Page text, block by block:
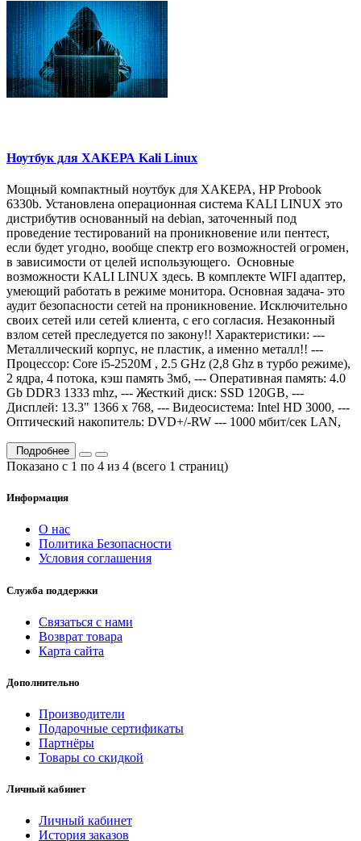
Ноутбук для ХАКЕРА Kali Linux
Мощный компактный ноутбук для ХАКЕРА, HP Probook
6330b. Установлена операционная система KALI LINUX это
дистрибутив основанный на debian, заточенный под
проведение тестирований на проникновение или пентест,
если будет угодно, вообще спектр его возможностей огромен,
в зависимости от целей использующего. Основные
возможности KALI LINUX здесь. В комплекте WIFI адаптер,
умеющий работать в режиме монитора. Основная задача- это
аудит безопасности сетей на проникновение. Исключительно
своих сетей или сетей клиента, с его согласия. Незаконный
взлом сетей преследуется по закону!! Характеристики: ---
Металлический корпус, не пластик, а именно металл!! ---
Процессор: Core i5-2520M , 2.5 GHz (2,8 Ghz в турбо режиме),
2 ядра, 4 потока, кэш память 3мб, --- Оперативная память: 4.0
Gb DDR3 1333 mhz, --- Жесткий диск: SSD 120GB, ---
Дисплей: 13.3" 1366 x 768, --- Видеосистема: Intel HD 3000, ---
Оптический накопитель: DVD+/-RW --- 1000 мбит/сек LAN,
Подробнее
Показано с 1 по 4 из 4 (всего 1 страниц)
Информация
О нас
Политика Безопасности
Условия соглашения
Служба поддержки
Связаться с нами
Возврат товара
Карта сайта
Дополнительно
Производители
Подарочные сертификаты
Партнёры
Товары со скидкой
Личный кабинет
Личный кабинет
История заказов